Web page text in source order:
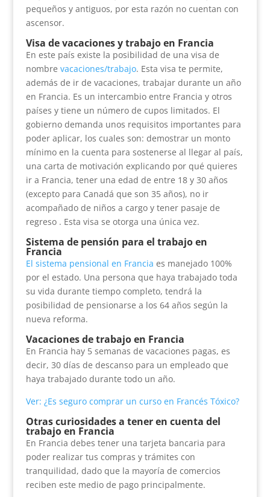
pequeños y antiguos, por esta razón no cuentan con
ascensor.
Visa de vacaciones y trabajo en Francia
En este país existe la posibilidad de una visa de
nombre vacaciones/trabajo. Esta visa te permite,
además de ir de vacaciones, trabajar durante un año
en Francia. Es un intercambio entre Francia y otros
países y tiene un número de cupos limitados. El
gobierno demanda unos requisitos importantes para
poder aplicar, los cuales son: demostrar un monto
mínimo en la cuenta para sostenerse al llegar al país,
una carta de motivación explicando por qué quieres
ir a Francia, tener una edad de entre 18 y 30 años
(excepto para Canadá que son 35 años), no ir
acompañado de niños a cargo y tener pasaje de
regreso . Esta visa se otorga una única vez.
Sistema de pensión para el trabajo en
Francia
El sistema pensional en Francia es manejado 100%
por el estado. Una persona que haya trabajado toda
su vida durante tiempo completo, tendrá la
posibilidad de pensionarse a los 64 años según la
nueva reforma.
Vacaciones de trabajo en Francia
En Francia hay 5 semanas de vacaciones pagas, es
decir, 30 días de descanso para un empleado que
haya trabajado durante todo un año.
Ver: ¿Es seguro comprar un curso en Francés Tóxico?
Otras curiosidades a tener en cuenta del
trabajo en Francia
En Francia debes tener una tarjeta bancaria para
poder realizar tus compras y trámites con
tranquilidad, dado que la mayoría de comercios
reciben este medio de pago principalmente.